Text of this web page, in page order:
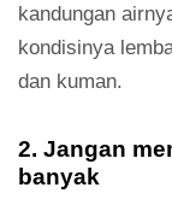
kandungan
kondisinya
dan kuman.
2. Jangan
banyak